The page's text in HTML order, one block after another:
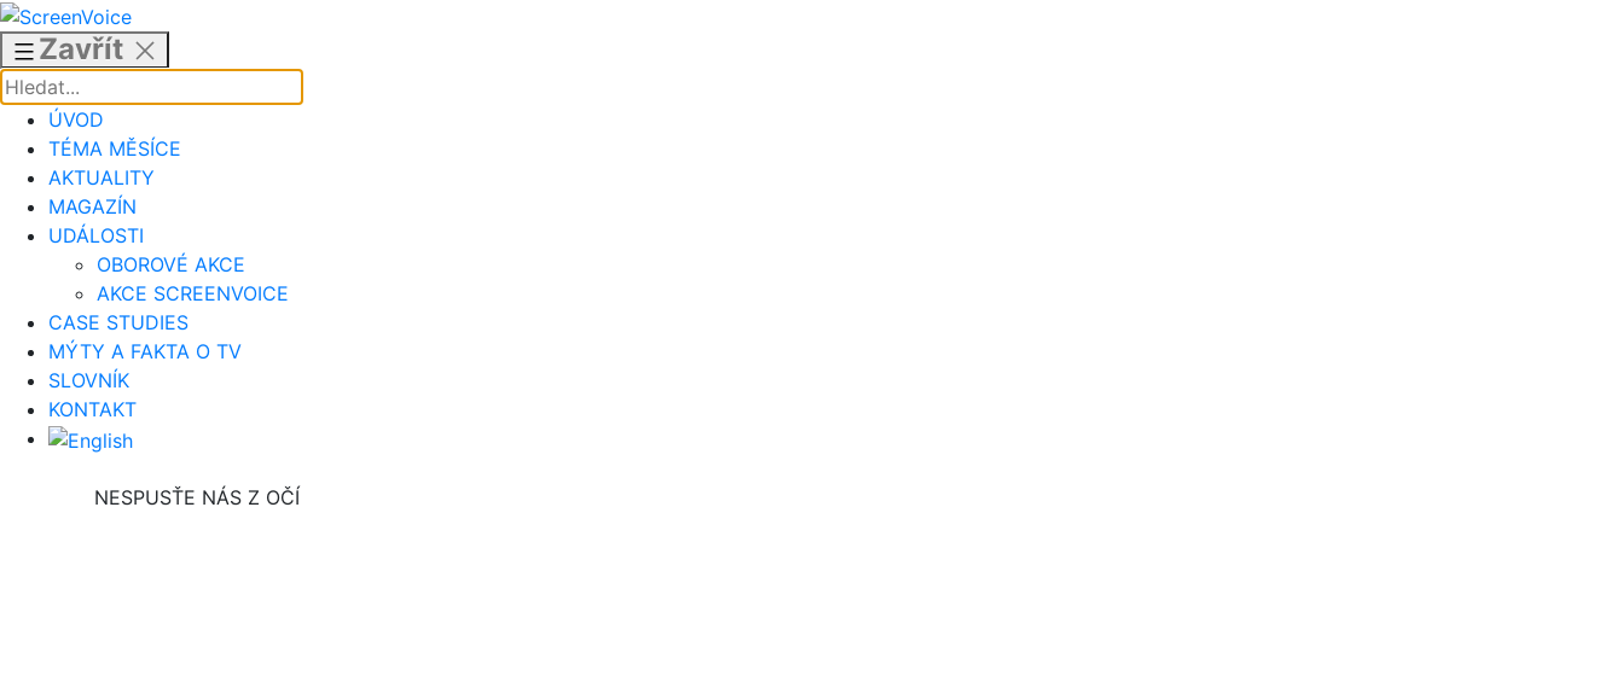
Přejít
obsahu
Zavřít
ÚVOD
TÉMA MĚSÍCE
AKTUALITY
MAGAZÍN
UDÁLOSTI
OBOROVÉ AKCE
AKCE SCREENVOICE
CASE STUDIES
MÝTY A FAKTA O TV
SLOVNÍK
KONTAKT
NESPUSŤE NÁS Z OČÍ